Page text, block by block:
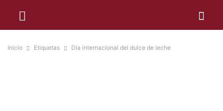
Inicio Etiquetas Dia internacional del dulce de leche